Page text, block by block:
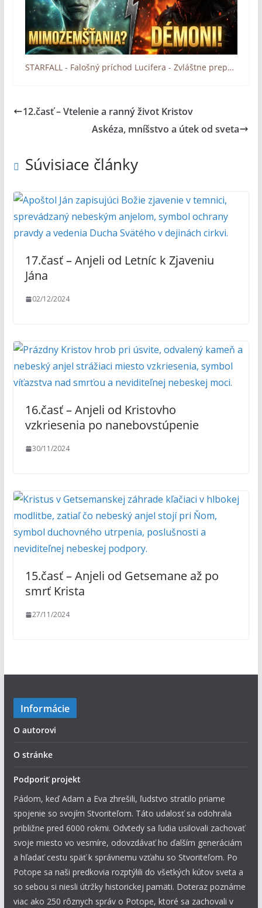
STARFALL - Falošný príchod Lucifera - Zvláštne prepojenie medzi kresťanstvom a UFOm (titulky)
12.časť – Vtelenie a ranný život Kristov
Askéza, mníšstvo a útek od sveta
Súvisiace články
17.časť – Anjeli od Letníc k Zjaveniu
Jána
02/12/2024
16.časť – Anjeli od Kristovho
vzkriesenia po nanebovstúpenie
30/11/2024
15.časť – Anjeli od Getsemane až po
smrť Krista
27/11/2024
Informácie
O autorovi
O stránke
Podporiť projekt
Pádom, keď Adam a Eva zhrešili, ľudstvo stratilo priame
spojenie so svojím Stvoriteľom. Táto udalosť sa odohrala
približne pred 6000 rokmi. Odvtedy sa ľudia usilovali zachovať
svoje miesto vo vesmíre, odovzdávať ho ďalším generáciám
a hľadať cestu späť k správnemu vzťahu so Stvoriteľom. Po
Potope sa naši predkovia rozptýlili do všetkých kútov sveta a
so sebou si niesli útržky historickej pamäti. Doteraz poznáme
viac ako 250 rôznych správ o Potope, ktoré sa zachovali v